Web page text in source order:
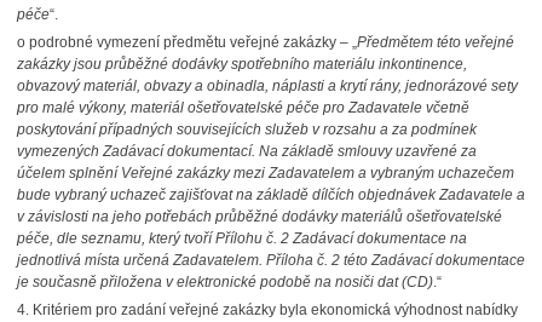
péče“.
o podrobné vymezení předmětu veřejné zakázky – „Předmětem této veřejné
zakázky jsou průběžné dodávky spotřebního materiálu inkontinence,
obvazový materiál, obvazy a obinadla, náplasti a krytí rány, jednorázové sety
pro malé výkony, materiál ošetřovatelské péče pro Zadavatele včetně
poskytování případných souvisejících služeb v rozsahu a za podmínek
vymezených Zadávací dokumentací. Na základě smlouvy uzavřené za
účelem splnění Veřejné zakázky mezi Zadavatelem a vybraným uchazečem
bude vybraný uchazeč zajišťovat na základě dílčích objednávek Zadavatele a
v závislosti na jeho potřebách průběžné dodávky materiálů ošetřovatelské
péče, dle seznamu, který tvoří Přílohu č. 2 Zadávací dokumentace na
jednotlivá místa určená Zadavatelem. Příloha č. 2 této Zadávací dokumentace
je současně přiložena v elektronické podobě na nosiči dat (CD).“
4. Kritériem pro zadání veřejné zakázky byla ekonomická výhodnost nabídky